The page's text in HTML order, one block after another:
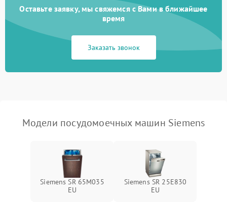
Не работает сушилка 2100 ₽ Подробнее →
Сбои в работе таймера 1700 ₽
Оставьте заявку, мы свяжемся с Вами в ближайшее
время
Заказать звонок
Модели посудомоечных машин Siemens
Siemens SR 65M035
EU
Siemens SR 25E830
EU